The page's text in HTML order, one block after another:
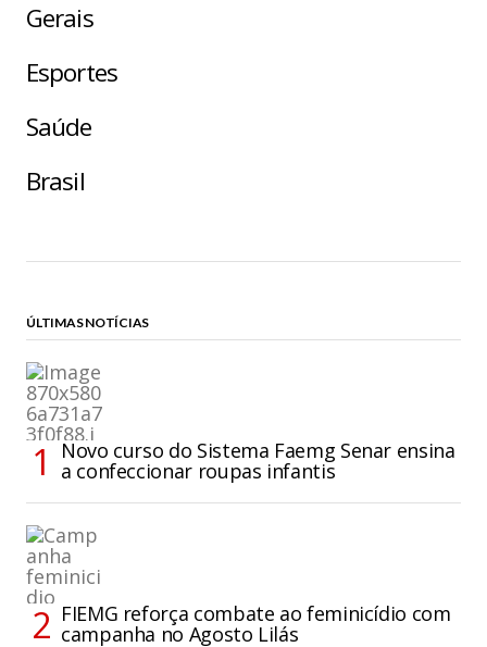
Gerais
Esportes
Saúde
Brasil
ÚLTIMAS NOTÍCIAS
Novo curso do Sistema Faemg Senar ensina
a confeccionar roupas infantis
FIEMG reforça combate ao feminicídio com
campanha no Agosto Lilás